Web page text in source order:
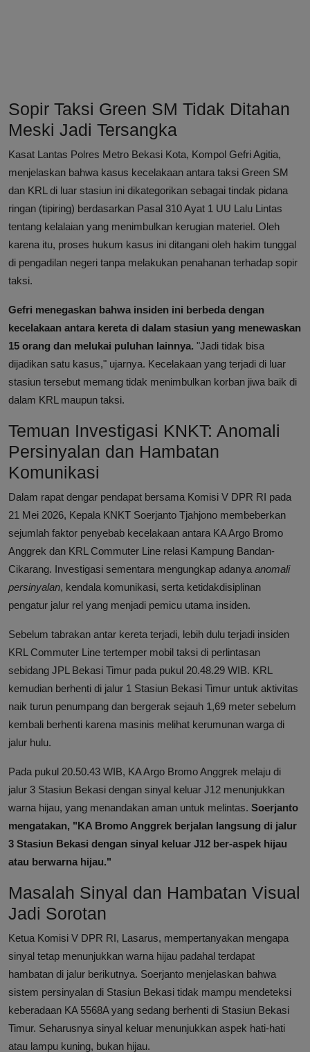
Sopir Taksi Green SM Tidak Ditahan
Meski Jadi Tersangka
Kasat Lantas Polres Metro Bekasi Kota, Kompol Gefri Agitia,
menjelaskan bahwa kasus kecelakaan antara taksi Green SM
dan KRL di luar stasiun ini dikategorikan sebagai tindak pidana
ringan (tipiring) berdasarkan Pasal 310 Ayat 1 UU Lalu Lintas
tentang kelalaian yang menimbulkan kerugian materiel. Oleh
karena itu, proses hukum kasus ini ditangani oleh hakim tunggal
di pengadilan negeri tanpa melakukan penahanan terhadap sopir
taksi.
Gefri menegaskan bahwa insiden ini berbeda dengan
kecelakaan antara kereta di dalam stasiun yang menewaskan
15 orang dan melukai puluhan lainnya. "Jadi tidak bisa
dijadikan satu kasus," ujarnya. Kecelakaan yang terjadi di luar
stasiun tersebut memang tidak menimbulkan korban jiwa baik di
dalam KRL maupun taksi.
Temuan Investigasi KNKT: Anomali
Persinyalan dan Hambatan
Komunikasi
Dalam rapat dengar pendapat bersama Komisi V DPR RI pada
21 Mei 2026, Kepala KNKT Soerjanto Tjahjono membeberkan
sejumlah faktor penyebab kecelakaan antara KA Argo Bromo
Anggrek dan KRL Commuter Line relasi Kampung Bandan-
Cikarang. Investigasi sementara mengungkap adanya anomali
persinyalan, kendala komunikasi, serta ketidakdisiplinan
pengatur jalur rel yang menjadi pemicu utama insiden.
Sebelum tabrakan antar kereta terjadi, lebih dulu terjadi insiden
KRL Commuter Line tertemper mobil taksi di perlintasan
sebidang JPL Bekasi Timur pada pukul 20.48.29 WIB. KRL
kemudian berhenti di jalur 1 Stasiun Bekasi Timur untuk aktivitas
naik turun penumpang dan bergerak sejauh 1,69 meter sebelum
kembali berhenti karena masinis melihat kerumunan warga di
jalur hulu.
Pada pukul 20.50.43 WIB, KA Argo Bromo Anggrek melaju di
jalur 3 Stasiun Bekasi dengan sinyal keluar J12 menunjukkan
warna hijau, yang menandakan aman untuk melintas. Soerjanto
mengatakan, "KA Bromo Anggrek berjalan langsung di jalur
3 Stasiun Bekasi dengan sinyal keluar J12 ber-aspek hijau
atau berwarna hijau."
Masalah Sinyal dan Hambatan Visual
Jadi Sorotan
Ketua Komisi V DPR RI, Lasarus, mempertanyakan mengapa
sinyal tetap menunjukkan warna hijau padahal terdapat
hambatan di jalur berikutnya. Soerjanto menjelaskan bahwa
sistem persinyalan di Stasiun Bekasi tidak mampu mendeteksi
keberadaan KA 5568A yang sedang berhenti di Stasiun Bekasi
Timur. Seharusnya sinyal keluar menunjukkan aspek hati-hati
atau lampu kuning, bukan hijau.